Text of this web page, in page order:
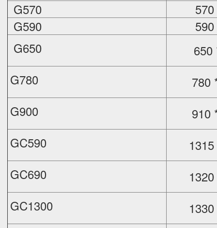
G570
G590
G650
G780
780
G900
910
GC590
GC690
GC1300